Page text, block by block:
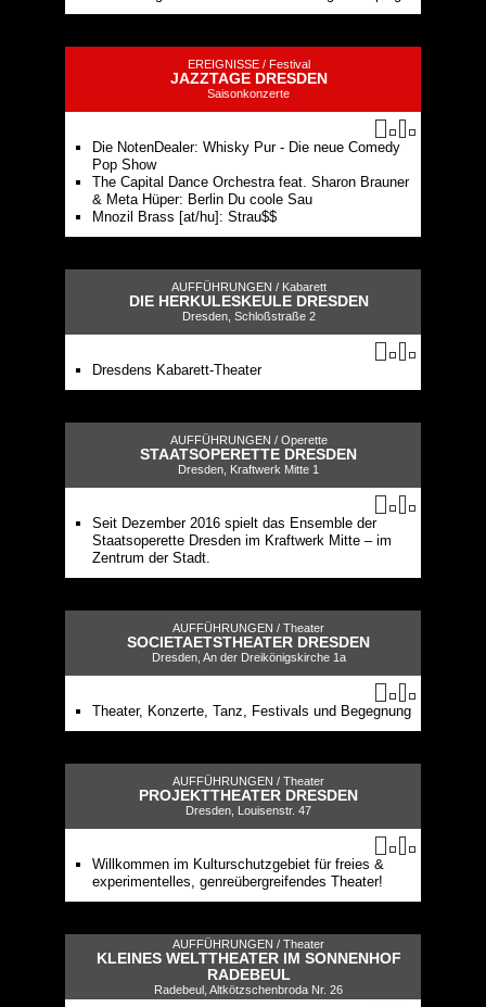
EREIGNISSE / Festival
JAZZTAGE DRESDEN
Saisonkonzerte
Die NotenDealer: Whisky Pur - Die neue Comedy
Pop Show
The Capital Dance Orchestra feat. Sharon Brauner
& Meta Hüper: Berlin Du coole Sau
Mnozil Brass [at/hu]: Strau$$
AUFFÜHRUNGEN / Kabarett
DIE HERKULESKEULE DRESDEN
Dresden, Schloßstraße 2
Dresdens Kabarett-Theater
AUFFÜHRUNGEN / Operette
STAATSOPERETTE DRESDEN
Dresden, Kraftwerk Mitte 1
Seit Dezember 2016 spielt das Ensemble der
Staatsoperette Dresden im Kraftwerk Mitte – im
Zentrum der Stadt.
AUFFÜHRUNGEN / Theater
SOCIETAETSTHEATER DRESDEN
Dresden, An der Dreikönigskirche 1a
Theater, Konzerte, Tanz, Festivals und Begegnung
AUFFÜHRUNGEN / Theater
PROJEKTTHEATER DRESDEN
Dresden, Louisenstr. 47
Willkommen im Kulturschutzgebiet für freies &
experimentelles, genreübergreifendes Theater!
AUFFÜHRUNGEN / Theater
KLEINES WELTTHEATER IM SONNENHOF
RADEBEUL
Radebeul, Altkötzschenbroda Nr. 26